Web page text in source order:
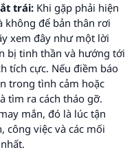
trái: Khi gặp phải hiện
không để bản thân rơi
xem đây như một lời
bị tinh thần và hướng tới
tích cực. Nếu điềm báo
trong tình cảm hoặc
tìm ra cách tháo gỡ.
mắn, đó là lúc tận
công việc và các mối